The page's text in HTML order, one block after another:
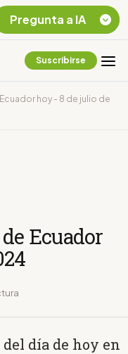
Suscribirse
hoy - 8 de julio de
Ecuador
día de hoy en
Pregunta a IA
Chevron Ecuador